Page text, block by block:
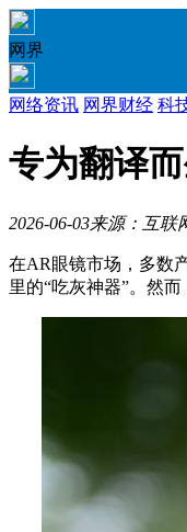
网界
网络资讯 网界财经 科
专为翻译
2026-06-03来源：互联
在AR眼镜市场，多数
里的“吃灰神器”。然